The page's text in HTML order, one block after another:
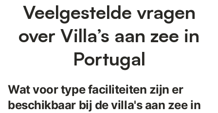
Veelgestelde vragen
over Villa’s aan zee in
Portugal
Wat voor type faciliteiten zijn er
beschikbaar bij de villa's aan zee in